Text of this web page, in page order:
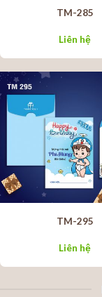
TM-285
Liên hệ
TM-295
Liên hệ